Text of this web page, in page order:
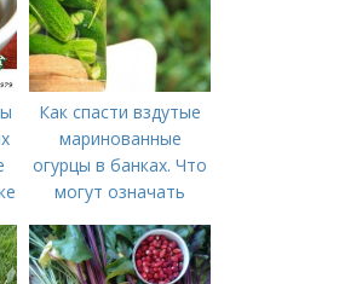
Как спасти вздутые
маринованные
огурцы в банках. Что
могут означать
вздувшиеся банки?